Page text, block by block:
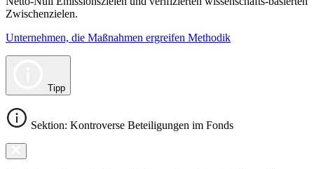
Zwischenzielen.
Unternehmen, die Maßnahmen ergreifen Methodik
Tipp
Sektion: Kontroverse Beteiligungen im Fonds